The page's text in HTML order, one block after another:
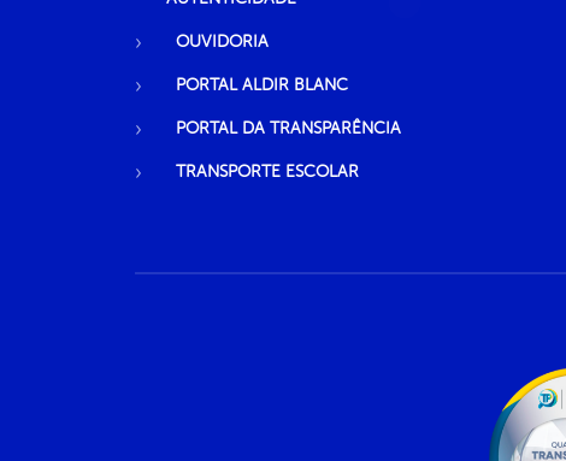
OUVIDORIA
PORTAL ALDIR BLANC
PORTAL DA TRANSPARÊNCIA
TRANSPORTE ESCOLAR